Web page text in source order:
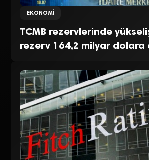
EKONOMI
TCMB rezervlerinde
rezerv 164,2 milyar dolara